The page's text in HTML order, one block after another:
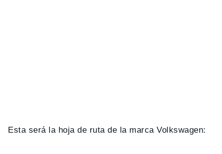
Esta será la hoja de ruta de la marca Volkswagen: